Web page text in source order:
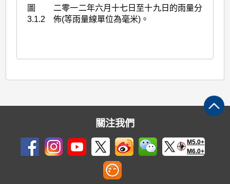
圖
3.1.2
二零一二年六月十七日至十九日的雨量分
佈(等雨量線單位為毫米)。
關注我們
M5.0+
M6.0+